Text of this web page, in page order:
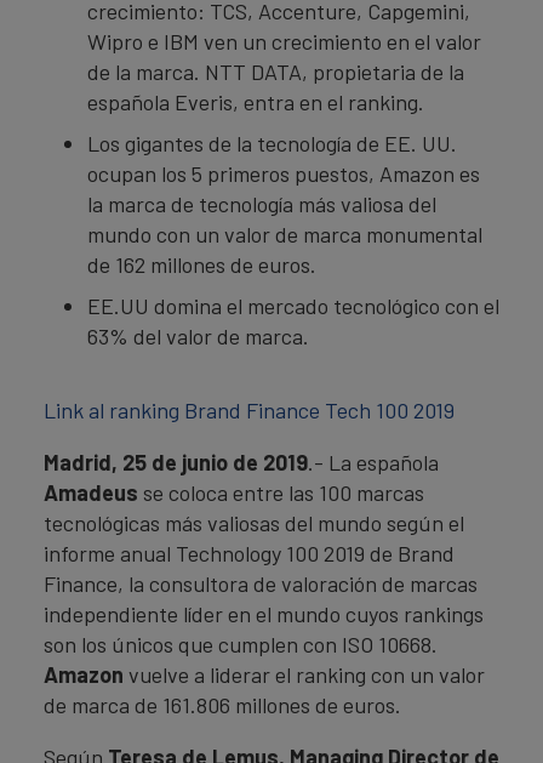
crecimiento: TCS, Accenture, Capgemini,
Wipro e IBM ven un crecimiento en el valor
de la marca. NTT DATA, propietaria de la
española Everis, entra en el ranking.
Los gigantes de la tecnología de EE. UU.
ocupan los 5 primeros puestos, Amazon es
la marca de tecnología más valiosa del
mundo con un valor de marca monumental
de 162 millones de euros.
EE.UU domina el mercado tecnológico con el
63% del valor de marca.
Link al ranking Brand Finance Tech 100 2019
Madrid, 25 de junio de 2019.- La española
Amadeus se coloca entre las 100 marcas
tecnológicas más valiosas del mundo según el
informe anual Technology 100 2019 de Brand
Finance, la consultora de valoración de marcas
independiente líder en el mundo cuyos rankings
son los únicos que cumplen con ISO 10668.
Amazon vuelve a liderar el ranking con un valor
de marca de 161.806 millones de euros.
Según Teresa de Lemus, Managing Director de